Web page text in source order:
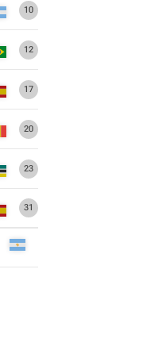
10
12
17
20
23
31